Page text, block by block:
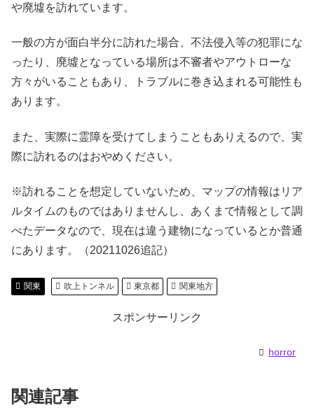
や廃墟を訪れています。
一般の方が面白半分に訪れた場合、不法侵入等の犯罪にな
ったり、廃墟となっている場所は不審者やアウトローな
方々がいることもあり、トラブルに巻き込まれる可能性も
あります。
また、実際に霊障を受けてしまうこともありえるので、実
際に訪れるのはおやめください。
※訪れることを想定していないため、マップの情報はリア
ルタイムのものではありませんし、あくまで情報として調
べたデータなので、現在は違う建物になっているとか普通
にあります。（20211026追記）
関東 吹上トンネル 東京都 関東地方
スポンサーリンク
horror
関連記事